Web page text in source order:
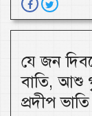
যে জন
বাতি, আশু
প্রদীপ ভাতি